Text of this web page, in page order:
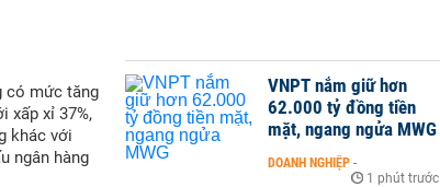
có mức tăng
xấp xỉ 37%,
khác với
ngân hàng
VNPT nắm giữ hơn
62.000 tỷ đồng tiền
mặt, ngang ngửa MWG
DOANH NGHIỆP -
1 phút trước